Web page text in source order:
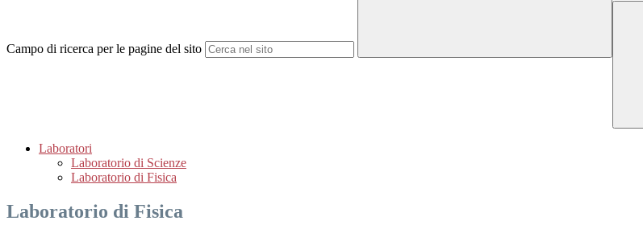
Campo di ricerca per le pagine del sito
Laboratori
Laboratorio di Scienze
Laboratorio di Fisica
Laboratorio di Fisica